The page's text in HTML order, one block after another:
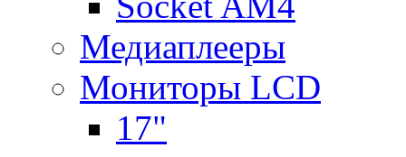
Медиаплееры
Мониторы LCD
17"